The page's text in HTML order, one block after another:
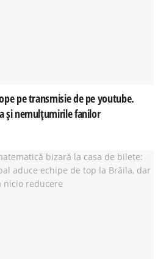
pe transmisie de pe youtube.
și nemulțumirile fanilor